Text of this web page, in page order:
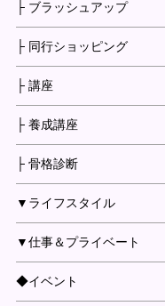
├ ブラッシュアップ
├ 同行ショッピング
├ 講座
├ 養成講座
├ 骨格診断
▼ライフスタイル
▼仕事＆プライベート
◆イベント